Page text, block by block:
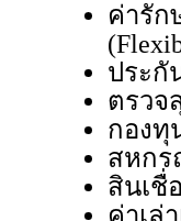
ค่ารัก
ประกั
ตรวจ
กองทุ
สหกร
สินเชื่